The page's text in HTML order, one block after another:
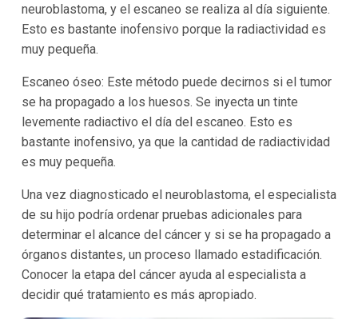
neuroblastoma, y el escaneo se realiza al día siguiente.
Esto es bastante inofensivo porque la radiactividad es
muy pequeña.
Escaneo óseo: Este método puede decirnos si el tumor
se ha propagado a los huesos. Se inyecta un tinte
levemente radiactivo el día del escaneo. Esto es
bastante inofensivo, ya que la cantidad de radiactividad
es muy pequeña.
Una vez diagnosticado el neuroblastoma, el especialista
de su hijo podría ordenar pruebas adicionales para
determinar el alcance del cáncer y si se ha propagado a
órganos distantes, un proceso llamado estadificación.
Conocer la etapa del cáncer ayuda al especialista a
decidir qué tratamiento es más apropiado.